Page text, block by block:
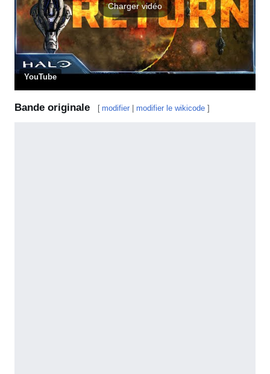
Charger vidéo
YouTube
Bande originale [ modifier |modifier le wikicode ]